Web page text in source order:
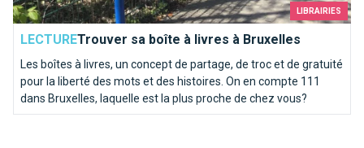
LIBRAIRIES
LECTURETrouver sa boîte à livres à Bruxelles
Les boîtes à livres, un concept de partage, de troc et de gratuité
pour la liberté des mots et des histoires. On en compte 111
dans Bruxelles, laquelle est la plus proche de chez vous?